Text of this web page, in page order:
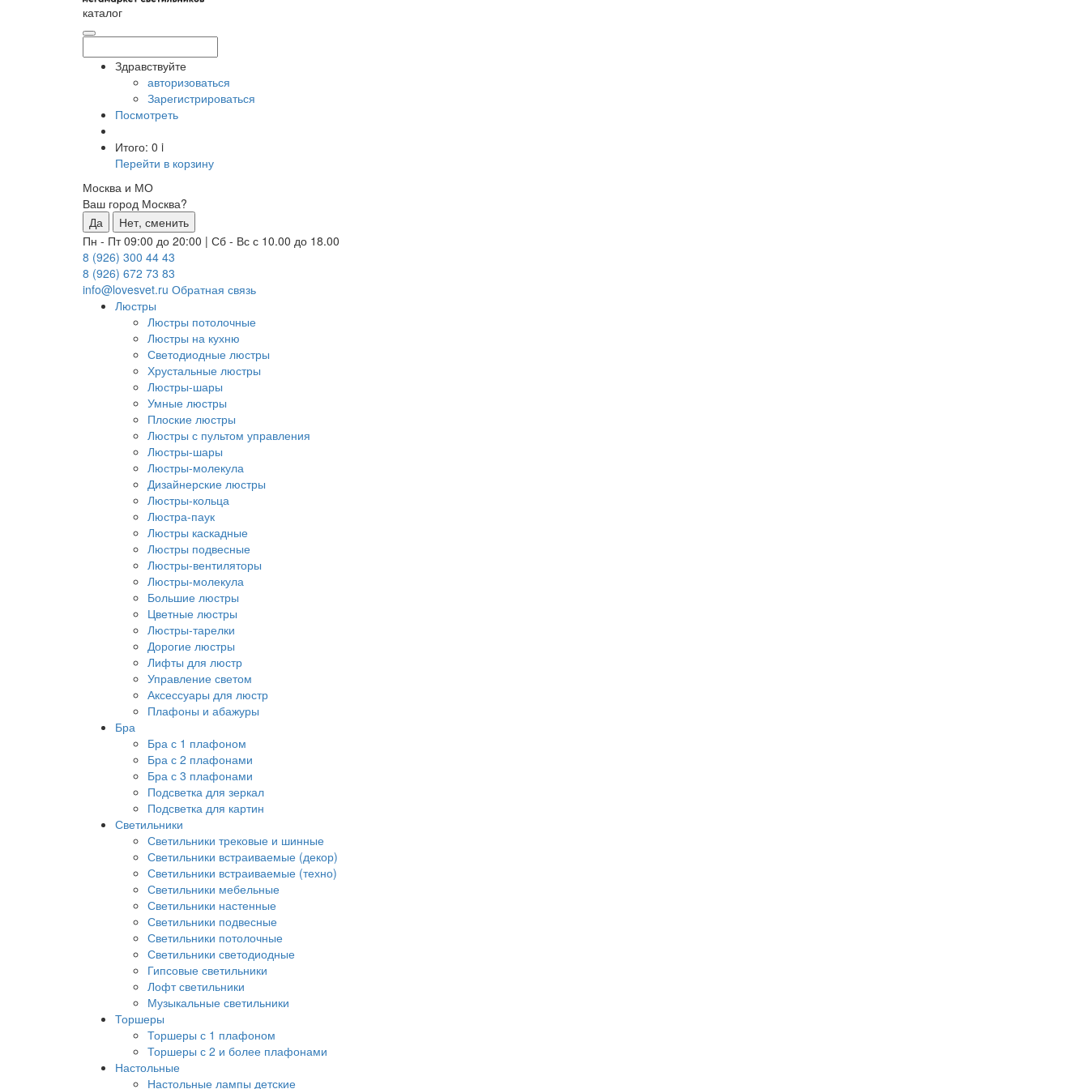
каталог
Здравствуйте
авторизоваться
Зарегистрироваться
Посмотреть
Итого: 0 i
Перейти в корзину
Москва и МО
Ваш город Москва?
Да
Нет, сменить
Пн - Пт 09:00 до 20:00 | Сб - Вс с 10.00 до 18.00
8 (926) 300 44 43
8 (926) 672 73 83
info@lovesvet.ru Обратная связь
Люстры
Люстры потолочные
Люстры на кухню
Светодиодные люстры
Хрустальные люстры
Люстры-шары
Умные люстры
Плоские люстры
Люстры с пультом управления
Люстры-шары
Люстры-молекула
Дизайнерские люстры
Люстры-кольца
Люстра-паук
Люстры каскадные
Люстры подвесные
Люстры-вентиляторы
Люстры-молекула
Большие люстры
Цветные люстры
Люстры-тарелки
Дорогие люстры
Лифты для люстр
Управление светом
Аксессуары для люстр
Плафоны и абажуры
Бра
Бра с 1 плафоном
Бра с 2 плафонами
Бра с 3 плафонами
Подсветка для зеркал
Подсветка для картин
Светильники
Светильники трековые и шинные
Светильники встраиваемые (декор)
Светильники встраиваемые (техно)
Светильники мебельные
Светильники настенные
Светильники подвесные
Светильники потолочные
Светильники светодиодные
Гипсовые светильники
Лофт светильники
Музыкальные светильники
Торшеры
Торшеры с 1 плафоном
Торшеры с 2 и более плафонами
Настольные
Настольные лампы детские